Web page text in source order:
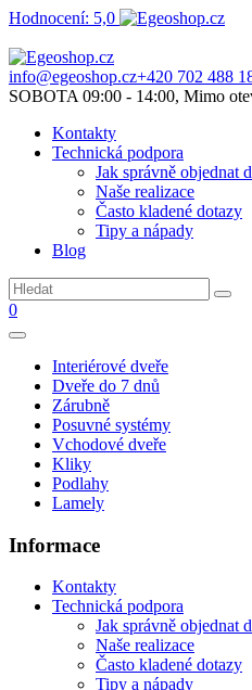
Hodnocení: 5,0
info@egeoshop.cz+420 702 488
SOBOTA 09:00 - 14:00, Mimo
Kontakty
Technická podpora
Jak správně objednat
Naše realizace
Často kladené dotazy
Tipy a nápady
Blog
0
Interiérové dveře
Dveře do 7 dnů
Zárubně
Posuvné systémy
Vchodové dveře
Kliky
Podlahy
Lamely
Informace
Kontakty
Technická podpora
Jak správně objednat
Naše realizace
Často kladené dotazy
Tipy a nápady